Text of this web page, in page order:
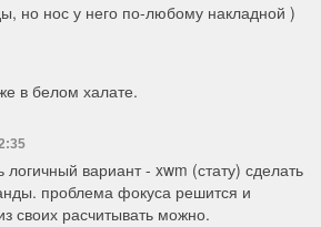
но нос у него по-любому накладной )
в белом халате.
логичный вариант - xwm (стату) сделать
проблема фокуса решится и
своих расчитывать можно.